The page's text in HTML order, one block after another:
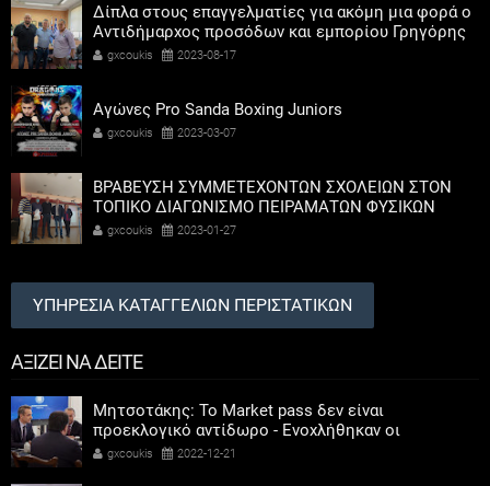
Δίπλα στους επαγγελματίες για ακόμη μια φορά ο
Αντιδήμαρχος προσόδων και εμπορίου Γρηγόρης
Καψοκόλης
gxcoukis 2023-08-17
Αγώνες Pro Sanda Boxing Juniors
gxcoukis 2023-03-07
ΒΡΑΒΕΥΣΗ ΣΥΜΜΕΤΕΧΟΝΤΩΝ ΣΧΟΛΕΙΩΝ ΣΤΟΝ
ΤΟΠΙΚΟ ΔΙΑΓΩΝΙΣΜΟ ΠΕΙΡΑΜΑΤΩΝ ΦΥΣΙΚΩΝ
ΕΠΙΣΤΗΜΩΝ
gxcoukis 2023-01-27
ΥΠΗΡΕΣΙΑ ΚΑΤΑΓΓΕΛΙΩΝ ΠΕΡΙΣΤΑΤΙΚΩΝ
ΑΞΙΖΕΙ ΝΑ ΔΕΙΤΕ
Μητσοτάκης: Το Market pass δεν είναι
προεκλογικό αντίδωρο - Ενοχλήθηκαν οι
αριστεροί του χαβιαριού
gxcoukis 2022-12-21